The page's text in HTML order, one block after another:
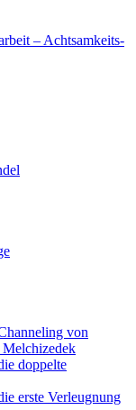
– Achtsamkeits-
von
doppelte
erste Verleugnung